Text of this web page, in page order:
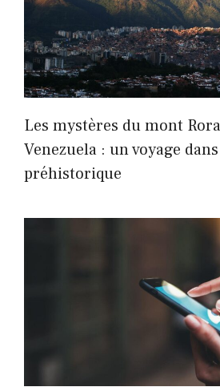
Les mystères du mont
Venezuela : un voyage
préhistorique